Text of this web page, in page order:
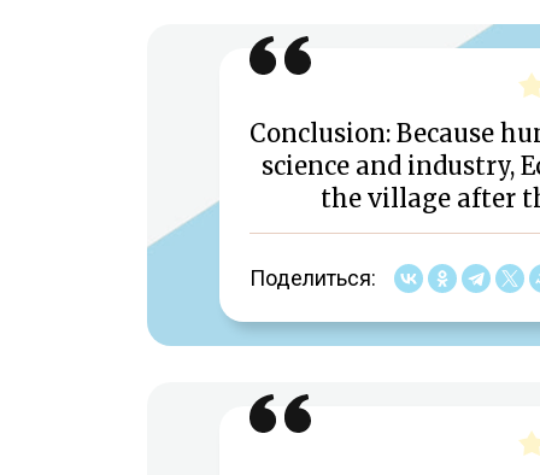
Conclusion: Because
science and industry,
the village after
Поделиться: